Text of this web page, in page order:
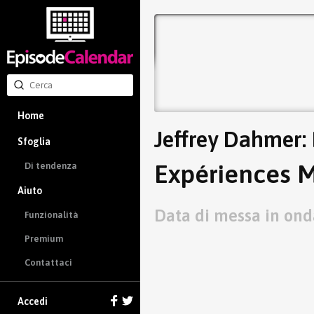
Home
Sfoglia
Di tendenza
Aiuto
Funzionalità
Premium
Contattaci
Accedi
Jeffrey
Expériences
Data di messa in